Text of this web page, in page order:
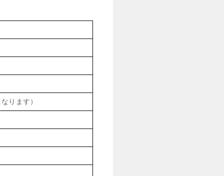
ります）